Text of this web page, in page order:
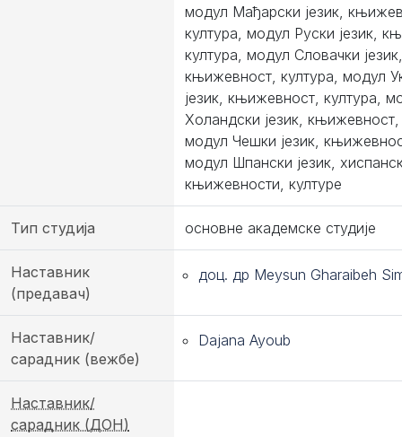
модул Мађарски језик,
култура, модул Руски језик,
култура, модул Словачки језик,
књижевност, култура, модул
језик, књижевност, култура,
Холандски језик, књижевност,
модул Чешки језик,
модул Шпански језик,
књижевности, културе
Тип студија основне академске студије
Наставник
(предавач)
доц. др Meysun Gharaibeh
Наставник/
сарадник (вежбе)
Dajana Ayoub
Наставник/
сарадник (ДОН)